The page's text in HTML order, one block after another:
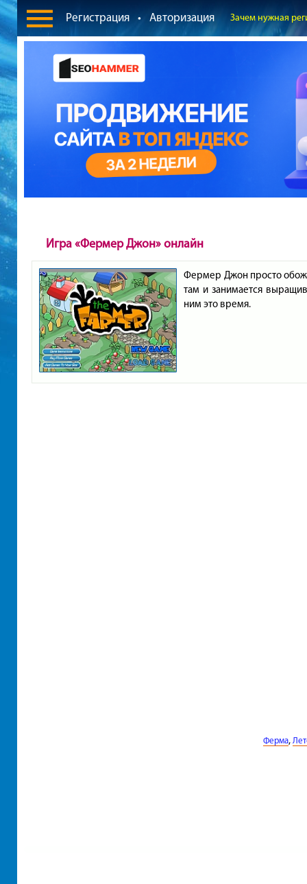
Регистрация • Авторизация Зачем нужная
Игра «Фермер Джон» онлайн
Фермер Джон просто
там и занимается
ним это время.
Ферма,